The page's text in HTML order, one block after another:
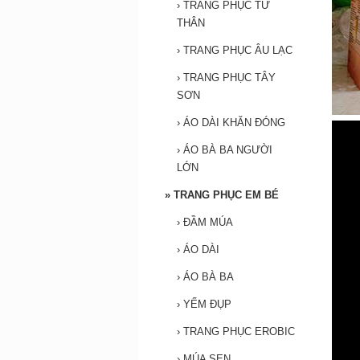
› TRANG PHỤC TỨ
THÂN
› TRANG PHỤC ÂU LẠC
› TRANG PHỤC TÂY
SƠN
› ÁO DÀI KHĂN ĐÓNG
› ÁO BÀ BA NGƯỜI
LỚN
» TRANG PHỤC EM BÉ
› ĐẦM MÚA
› ÁO DÀI
› ÁO BÀ BA
› YẾM ĐỤP
› TRANG PHỤC EROBIC